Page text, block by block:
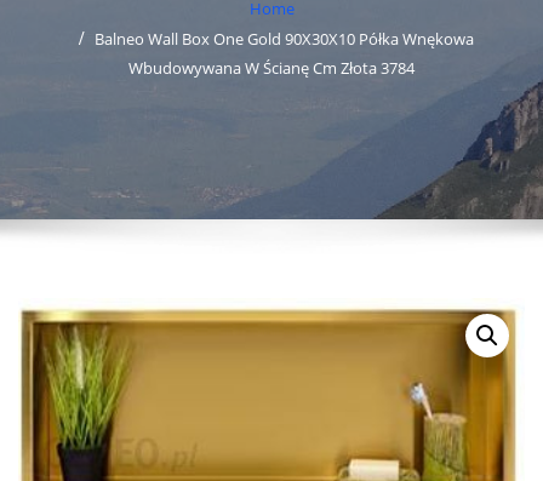
Home
Balneo Wall Box One Gold 90X30X10 Półka Wnękowa
Wbudowywana W Ścianę Cm Złota 3784